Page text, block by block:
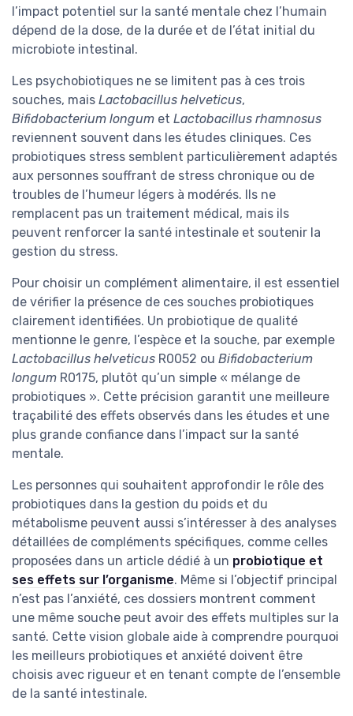
l’impact potentiel sur la santé mentale chez l’humain
dépend de la dose, de la durée et de l’état initial du
microbiote intestinal.
Les psychobiotiques ne se limitent pas à ces trois
souches, mais Lactobacillus helveticus,
Bifidobacterium longum et Lactobacillus rhamnosus
reviennent souvent dans les études cliniques. Ces
probiotiques stress semblent particulièrement adaptés
aux personnes souffrant de stress chronique ou de
troubles de l’humeur légers à modérés. Ils ne
remplacent pas un traitement médical, mais ils
peuvent renforcer la santé intestinale et soutenir la
gestion du stress.
Pour choisir un complément alimentaire, il est essentiel
de vérifier la présence de ces souches probiotiques
clairement identifiées. Un probiotique de qualité
mentionne le genre, l’espèce et la souche, par exemple
Lactobacillus helveticus R0052 ou Bifidobacterium
longum R0175, plutôt qu’un simple « mélange de
probiotiques ». Cette précision garantit une meilleure
traçabilité des effets observés dans les études et une
plus grande confiance dans l’impact sur la santé
mentale.
Les personnes qui souhaitent approfondir le rôle des
probiotiques dans la gestion du poids et du
métabolisme peuvent aussi s’intéresser à des analyses
détaillées de compléments spécifiques, comme celles
proposées dans un article dédié à un probiotique et
ses effets sur l’organisme. Même si l’objectif principal
n’est pas l’anxiété, ces dossiers montrent comment
une même souche peut avoir des effets multiples sur la
santé. Cette vision globale aide à comprendre pourquoi
les meilleurs probiotiques et anxiété doivent être
choisis avec rigueur et en tenant compte de l’ensemble
de la santé intestinale.